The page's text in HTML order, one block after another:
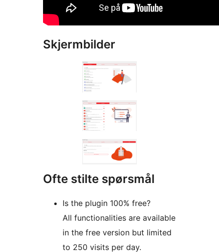
Skjermbilder
Ofte stilte spørsmål
Is the plugin 100% free?
All functionalities are available
in the free version but limited
to 250 visits per day.